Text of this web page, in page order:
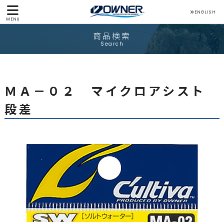
MENU
ENGLISH
商品検索
Search
ＭＡ－０２ マイクロアシスト
段差